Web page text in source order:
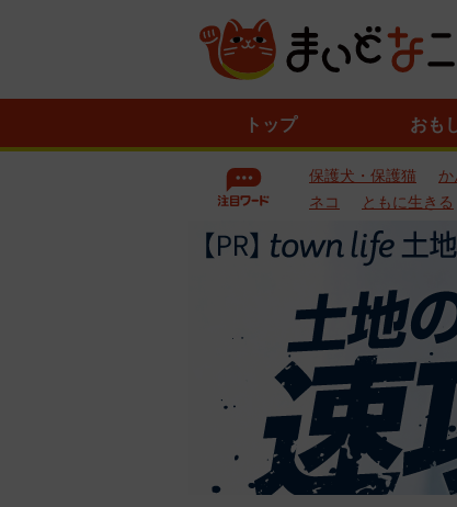
トップ おも
保護犬・保護猫
ネコ
ともに生きる